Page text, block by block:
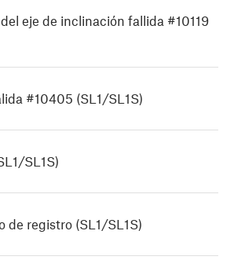
eje de inclinación fallida #10119
#10405 (SL1/SL1S)
SL1S)
de registro (SL1/SL1S)